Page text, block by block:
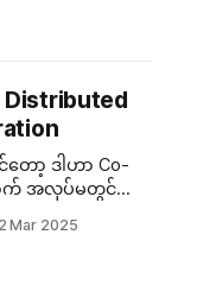
Distributed
ော့ ဒါဟာ Co-
က် အလုပ်မတွင်ဘူး
Team ကလည်း သူ့
Mar 2025